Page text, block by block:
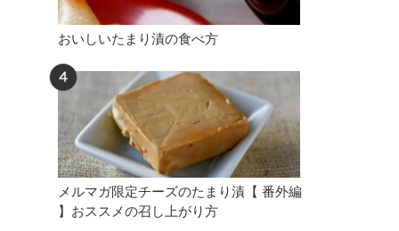
おいしいたまり漬の食べ方
メルマガ限定チーズのたまり漬【 番外編
】おススメの召し上がり方